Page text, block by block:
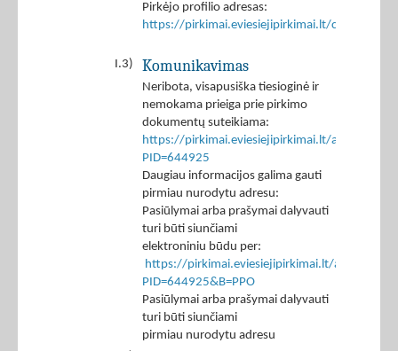
Pirkėjo profilio adresas:
https://pirkimai.eviesiejipirkimai.lt/ctm/
I.3) Komunikavimas
Neribota, visapusiška tiesioginė ir
nemokama prieiga prie pirkimo
dokumentų suteikiama:
https://pirkimai.eviesiejipirkimai.lt/app/rfq/
PID=644925
Daugiau informacijos galima gauti
pirmiau nurodytu adresu:
Pasiūlymai arba prašymai dalyvauti
turi būti siunčiami
elektroniniu būdu per:
https://pirkimai.eviesiejipirkimai.lt/app/rfq/
PID=644925&B=PPO
Pasiūlymai arba prašymai dalyvauti
turi būti siunčiami
pirmiau nurodytu adresu